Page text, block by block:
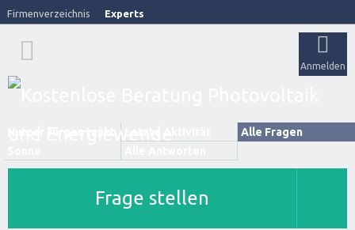
Firmenverzeichnis Experts
Anmelden
Alle Fragen
Frage stellen